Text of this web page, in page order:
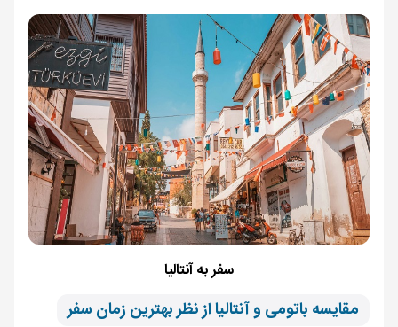
سفر به آنتالیا
مقایسه باتومی و آنتالیا از نظر بهترین زمان سفر